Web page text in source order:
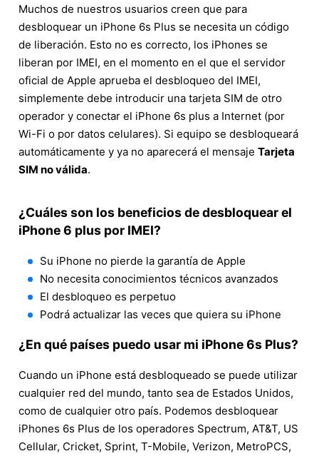
Muchos de nuestros usuarios creen que para
desbloquear un iPhone 6s Plus se necesita un código
de liberación. Esto no es correcto, los iPhones se
liberan por IMEI, en el momento en el que el servidor
oficial de Apple aprueba el desbloqueo del IMEI,
simplemente debe introducir una tarjeta SIM de otro
operador y conectar el iPhone 6s plus a Internet (por
Wi-Fi o por datos celulares). Si equipo se desbloqueará
automáticamente y ya no aparecerá el mensaje Tarjeta
SIM no válida.
¿Cuáles son los beneficios de desbloquear el
iPhone 6 plus por IMEI?
Su iPhone no pierde la garantía de Apple
No necesita conocimientos técnicos avanzados
El desbloqueo es perpetuo
Podrá actualizar las veces que quiera su iPhone
¿En qué países puedo usar mi iPhone 6s Plus?
Cuando un iPhone está desbloqueado se puede utilizar
cualquier red del mundo, tanto sea de Estados Unidos,
como de cualquier otro país. Podemos desbloquear
iPhones 6s Plus de los operadores Spectrum, AT&T, US
Cellular, Cricket, Sprint, T-Mobile, Verizon, MetroPCS,